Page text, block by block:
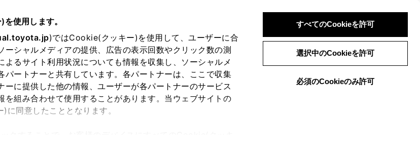
使用します。
)ではCookie(クッキー)を使用して、ユーザーに合
ーシャルメディアの提供、広告の表示回数やクリック数の測
よるサイト利用状況についても情報を収集し、ソーシャルメ
パートナーと共有しています。各パートナーは、ここで収集
ーに提供した他の情報、ユーザーが各パートナーのサービス
を組み合わせて使用することがあります。当ウェブサイトの
同意したこととなります。
すべてのCookieを許可
選択中のCookieを許可
必須のCookieのみ許可
入力内容のご確認